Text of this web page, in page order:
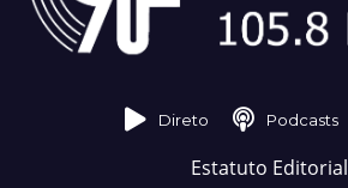
Direto Podcasts
Estatuto Editorial